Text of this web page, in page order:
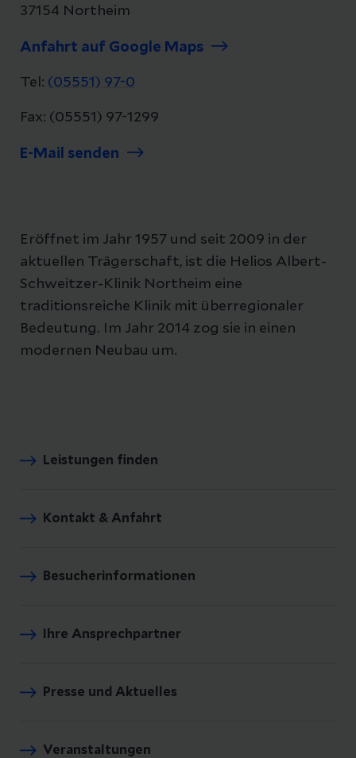
37154 Northeim
Anfahrt auf Google Maps
Tel: (05551) 97-0
Fax: (05551) 97-1299
E-Mail senden
Eröffnet im Jahr 1957 und seit 2009 in der
aktuellen Trägerschaft, ist die Helios Albert-
Schweitzer-Klinik Northeim eine
traditionsreiche Klinik mit überregionaler
Bedeutung. Im Jahr 2014 zog sie in einen
modernen Neubau um.
Leistungen finden
Kontakt & Anfahrt
Besucherinformationen
Ihre Ansprechpartner
Presse und Aktuelles
Veranstaltungen